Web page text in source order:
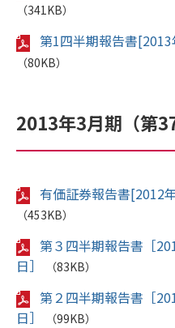
（341KB）
第1四半期報告書
（80KB）
2013年3月期（第37
有価証券報告書[2012
（453KB）
第３四半期報告書［
日］
（83KB）
第２四半期報告書［
日］
（99KB）